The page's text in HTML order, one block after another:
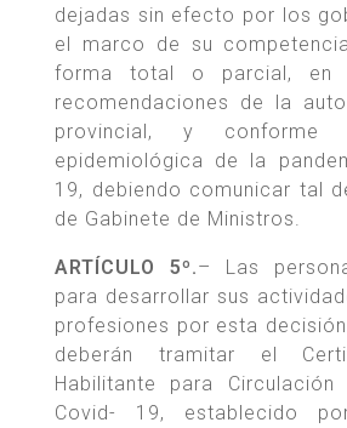
dejadas sin efecto por los
el marco de su
forma total o parcial, en
recomendaciones de la
provincial, y conforme
epidemiológica de la
19, debiendo comunicar tal
de Gabinete de Ministros.
ARTÍCULO 5º.– Las
para desarrollar sus
profesiones por esta
deberán tramitar el
Habilitante para Circulación
Covid- 19, establecido